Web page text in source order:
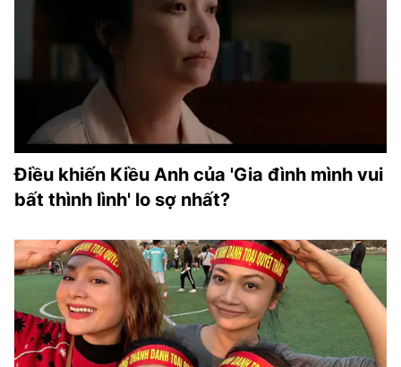
Điều khiến Kiều Anh của 'Gia đình mình vui
bất thình lình' lo sợ nhất?